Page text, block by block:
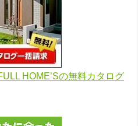
HOME’Sの無料カタログ